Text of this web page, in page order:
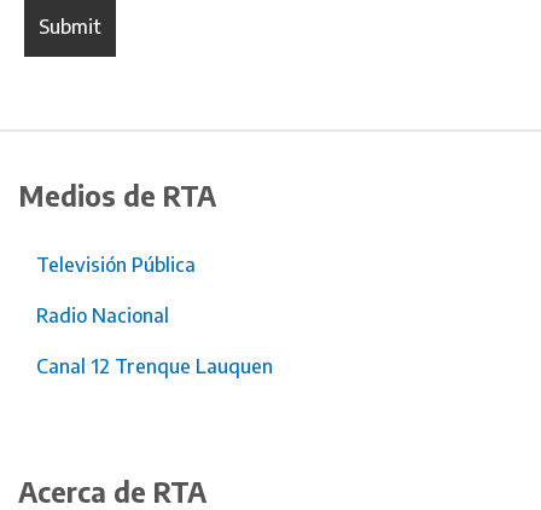
Medios de RTA
Televisión Pública
Radio Nacional
Canal 12 Trenque Lauquen
Acerca de RTA